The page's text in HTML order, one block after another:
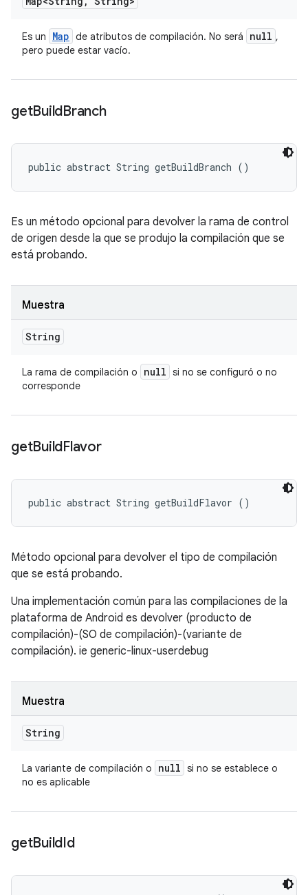
Es un Map de atributos de compilación. No será null ,
pero puede estar vacío.
getBuildBranch
public abstract String getBuildBranch ()
Es un método opcional para devolver la rama de control
de origen desde la que se produjo la compilación que se
está probando.
Muestra
String
La rama de compilación o null si no se configuró o no
corresponde
getBuildFlavor
public abstract String getBuildFlavor ()
Método opcional para devolver el tipo de compilación
que se está probando.
Una implementación común para las compilaciones de la
plataforma de Android es devolver (producto de
compilación)-(SO de compilación)-(variante de
compilación). ie generic-linux-userdebug
Muestra
String
La variante de compilación o null si no se establece o
no es aplicable
getBuildId